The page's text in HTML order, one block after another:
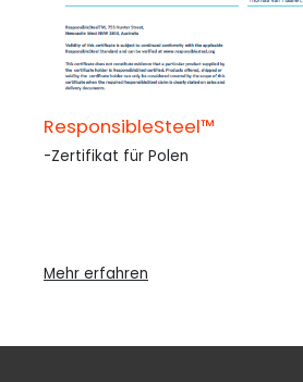
ResponsibleSteel™
-Zertifikat für Polen
Mehr erfahren